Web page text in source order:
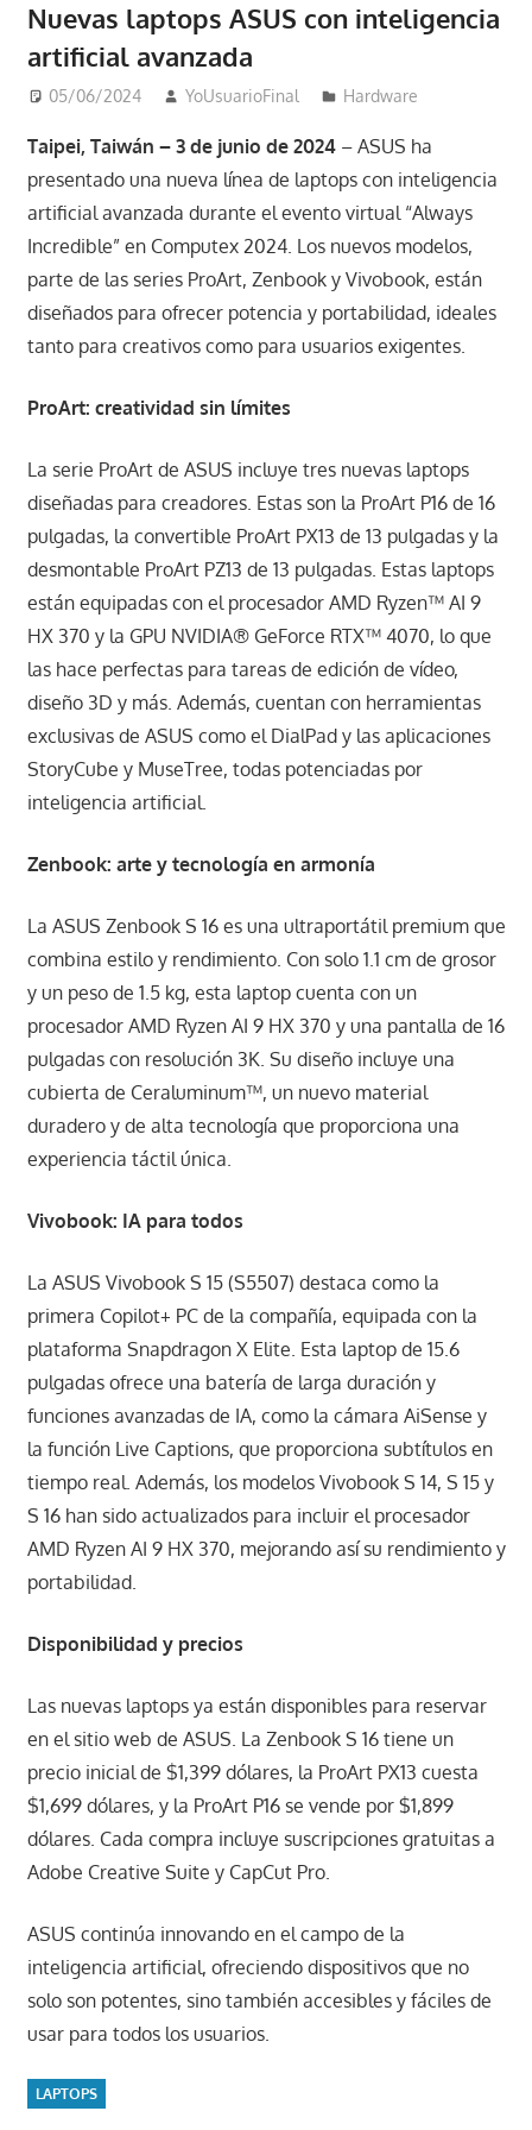
Nuevas laptops ASUS con inteligencia
artificial avanzada
05/06/2024 YoUsuarioFinal Hardware
Taipei, Taiwán – 3 de junio de 2024– ASUS ha
presentado una nueva línea de laptops con inteligencia
artificial avanzada durante el evento virtual “Always
Incredible” en Computex 2024. Los nuevos modelos,
parte de las series ProArt, Zenbook y Vivobook, están
diseñados para ofrecer potencia y portabilidad, ideales
tanto para creativos como para usuarios exigentes.
ProArt: creatividad sin límites
La serie ProArt de ASUS incluye tres nuevas laptops
diseñadas para creadores. Estas son la ProArt P16 de 16
pulgadas, la convertible ProArt PX13 de 13 pulgadas y la
desmontable ProArt PZ13 de 13 pulgadas. Estas laptops
están equipadas con el procesador AMD Ryzen™ AI 9
HX 370 y la GPU NVIDIA® GeForce RTX™ 4070, lo que
las hace perfectas para tareas de edición de vídeo,
diseño 3D y más. Además, cuentan con herramientas
exclusivas de ASUS como el DialPad y las aplicaciones
StoryCube y MuseTree, todas potenciadas por
inteligencia artificial.
Zenbook: arte y tecnología en armonía
La ASUS Zenbook S 16 es una ultraportátil premium que
combina estilo y rendimiento. Con solo 1.1 cm de grosor
y un peso de 1.5 kg, esta laptop cuenta con un
procesador AMD Ryzen AI 9 HX 370 y una pantalla de 16
pulgadas con resolución 3K. Su diseño incluye una
cubierta de Ceraluminum™, un nuevo material
duradero y de alta tecnología que proporciona una
experiencia táctil única.
Vivobook: IA para todos
La ASUS Vivobook S 15 (S5507) destaca como la
primera Copilot+ PC de la compañía, equipada con la
plataforma Snapdragon X Elite. Esta laptop de 15.6
pulgadas ofrece una batería de larga duración y
funciones avanzadas de IA, como la cámara AiSense y
la función Live Captions, que proporciona subtítulos en
tiempo real. Además, los modelos Vivobook S 14, S 15 y
S 16 han sido actualizados para incluir el procesador
AMD Ryzen AI 9 HX 370, mejorando así su rendimiento y
portabilidad.
Disponibilidad y precios
Las nuevas laptops ya están disponibles para reservar
en el sitio web de ASUS. La Zenbook S 16 tiene un
precio inicial de $1,399 dólares, la ProArt PX13 cuesta
$1,699 dólares, y la ProArt P16 se vende por $1,899
dólares. Cada compra incluye suscripciones gratuitas a
Adobe Creative Suite y CapCut Pro.
ASUS continúa innovando en el campo de la
inteligencia artificial, ofreciendo dispositivos que no
solo son potentes, sino también accesibles y fáciles de
usar para todos los usuarios.
LAPTOPS